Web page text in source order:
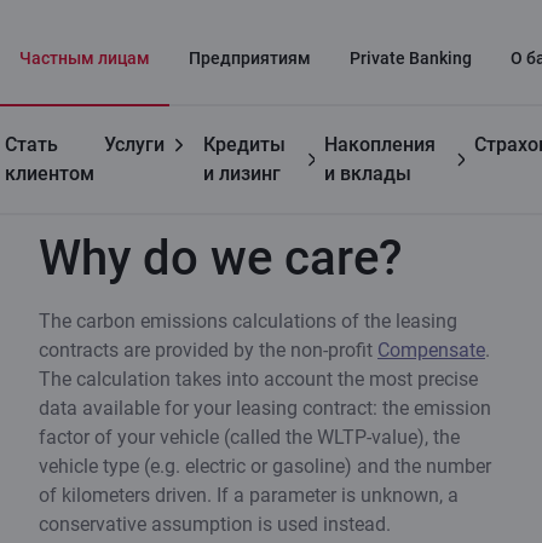
Частным лицaм Предприятиям Private Banking О
Стать
клиентом
Услуги
Кредиты
и лизинг
Накопления
и вклады
Полезно Why do we care?
Why do we care?
The carbon emissions calculations of the leasing
contracts are provided by the non-profit Compensate.
The calculation takes into account the most precise
data available for your leasing contract: the emission
factor of your vehicle (called the WLTP-value), the
vehicle type (e.g. electric or gasoline) and the number
of kilometers driven. If a parameter is unknown, a
conservative assumption is used instead.